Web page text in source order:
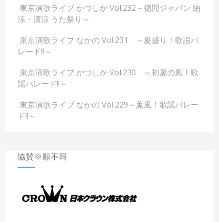
東京演歌ライブ かつしか Vol.232～徳間ジャパン 納
涼・清涼 うた祭り～
東京演歌ライブ なかの Vol.231 ～夏盛り！歌謡パ
レード!!～
東京演歌ライブ かつしか Vol.230 ～初夏の風！歌
謡パレード!!～
東京演歌ライブ なかの Vol.229～薫風！歌謡パレー
ド!!～
協賛※順不同